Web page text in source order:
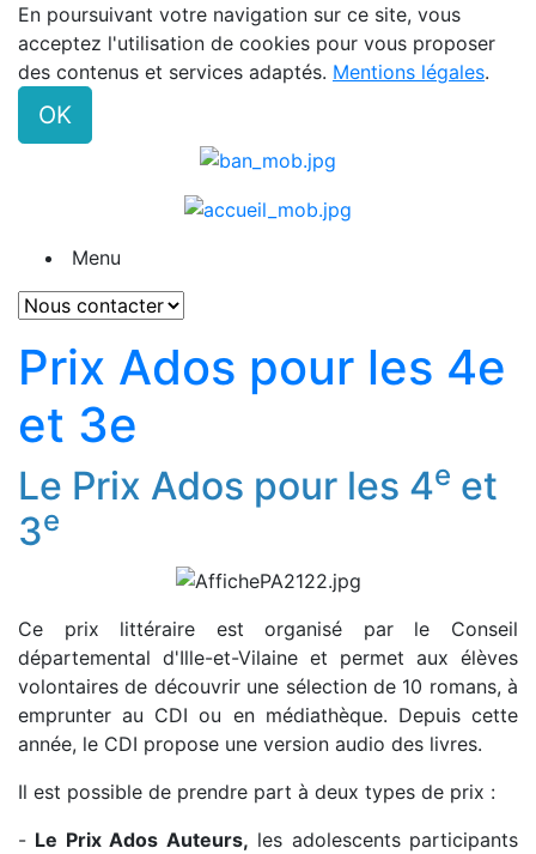
En poursuivant votre navigation sur ce site, vous
acceptez l'utilisation de cookies pour vous proposer
des contenus et services adaptés. Mentions légales.
OK
Menu
Prix Ados pour les 4e
et 3e
Le Prix Ados pour les 4e et
3e
Ce prix littéraire est organisé par le Conseil
départemental d'Ille-et-Vilaine et permet aux élèves
volontaires de découvrir une sélection de 10 romans, à
emprunter au CDI ou en médiathèque. Depuis cette
année, le CDI propose une version audio des livres.
Il est possible de prendre part à deux types de prix :
- Le Prix Ados Auteurs, les adolescents participants